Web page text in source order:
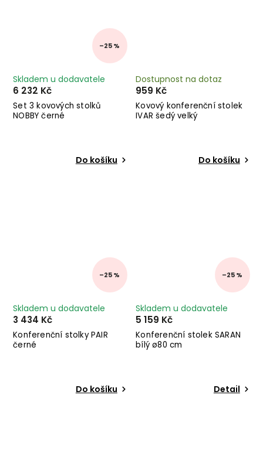
–25 %
Set 3 kovových stolků
NOBBY černé
Skladem u dodavatele
6 232 Kč
Do košíku
Kovový konferenční stolek
IVAR šedý velký
Dostupnost na dotaz
959 Kč
Do košíku
–25 %
Konferenční stolky PAIR
černé
Skladem u dodavatele
3 434 Kč
Do košíku
–25 %
Konferenční stolek SARAN
bílý ø80 cm
Skladem u dodavatele
5 159 Kč
Detail